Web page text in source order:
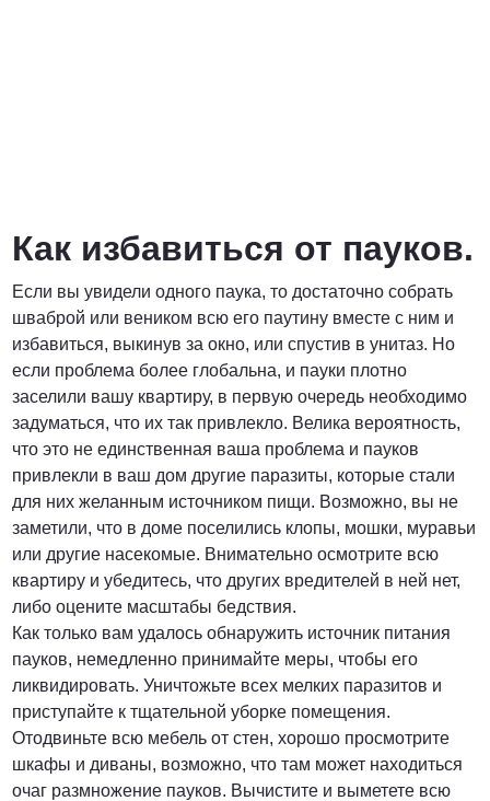
Как избавиться от пауков.
Если вы увидели одного паука, то достаточно собрать
шваброй или веником всю его паутину вместе с ним и
избавиться, выкинув за окно, или спустив в унитаз. Но
если проблема более глобальна, и пауки плотно
заселили вашу квартиру, в первую очередь необходимо
задуматься, что их так привлекло. Велика вероятность,
что это не единственная ваша проблема и пауков
привлекли в ваш дом другие паразиты, которые стали
для них желанным источником пищи. Возможно, вы не
заметили, что в доме поселились клопы, мошки, муравьи
или другие насекомые. Внимательно осмотрите всю
квартиру и убедитесь, что других вредителей в ней нет,
либо оцените масштабы бедствия.
Как только вам удалось обнаружить источник питания
пауков, немедленно принимайте меры, чтобы его
ликвидировать. Уничтожьте всех мелких паразитов и
приступайте к тщательной уборке помещения.
Отодвиньте всю мебель от стен, хорошо просмотрите
шкафы и диваны, возможно, что там может находиться
очаг размножение пауков. Вычистите и выметете всю